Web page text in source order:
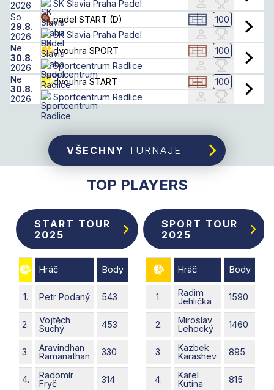
2026
SK Slavia Praha Padel
So
29.8.
2026
padel START (D)
SK Slavia Praha Padel
100
Ne
30.8.
2026
dvouhra SPORT
Sportcentrum Radlice
100
Ne
30.8.
2026
dvouhra START
Sportcentrum Radlice
100
VŠECHNY TURNAJE
TOP PLAYERS
START TOUR
2025
Hráč Body
1. Petr Podaný 543
2.
Vojtěch
Suchý
453
3.
Aravindhan
Ramanathan
330
4.
Radomír
Fryč
314
SPORT TOUR
2025
Hráč Body
1.
Radim
Jehlička
1590
2.
Miroslav
Lehocký
1460
3.
Kazbek
Karashev
895
4.
Karel
Kutina
815